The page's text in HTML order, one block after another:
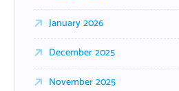
January 2026
December 2025
November 2025